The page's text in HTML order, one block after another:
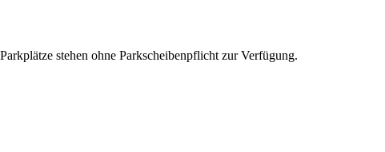
stehen ohne Parkscheibenpflicht zur Verfügung.